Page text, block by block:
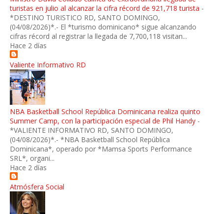
turistas en julio al alcanzar la cifra récord de 921,718 turista -
*DESTINO TURISTICO RD, SANTO DOMINGO,
(04/08/2026)*.- El *turismo dominicano* sigue alcanzando
cifras récord al registrar la llegada de 7,700,118 visitan...
Hace 2 días
Valiente Informativo RD
NBA Basketball School República Dominicana realiza quinto
Summer Camp, con la participación especial de Phil Handy -
*VALIENTE INFORMATIVO RD, SANTO DOMINGO,
(04/08/2026)*.- *NBA Basketball School República
Dominicana*, operado por *Mamsa Sports Performance
SRL*, organi...
Hace 2 días
Atmósfera Social